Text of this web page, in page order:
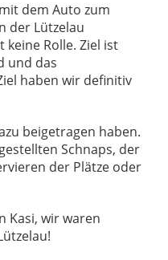
dem Auto zum
der Lützelau
Rolle. Ziel ist
und das
haben wir definitiv
beigetragen haben.
Schnaps, der
der Plätze oder
Kasi, wir waren